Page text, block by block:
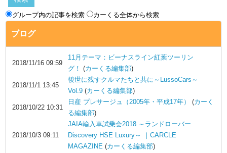
グループ内の記事を検索 カーくる全体から検索
ブログ
2018/11/16 09:59
11月テーマ：ビーナスライン紅葉ツーリン
グ！ (カーくる編集部)
2018/11/1 13:45
後世に残すクルマたちと共に～LussoCars～
Vol.9 (カーくる編集部)
2018/10/22 10:31
日産 プレサージュ（2005年・平成17年） (カーく
る編集部)
2018/10/3 09:11
JAIA輸入車試乗会2018 ～ランドローバー
Discovery HSE Luxury～ ｜CARCLE
MAGAZINE (カーくる編集部)